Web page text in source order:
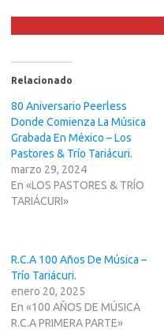
Relacionado
80 Aniversario Peerless
Donde Comienza La Música
Grabada En México – Los
Pastores & Trío Tariácuri.
marzo 29, 2024
En «LOS PASTORES & TRÍO
TARIÁCURI»
R.C.A 100 Años De Música –
Trío Tariácuri.
enero 20, 2025
En «100 AÑOS DE MÚSICA
R.C.A PRIMERA PARTE»